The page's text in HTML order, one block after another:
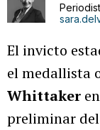
El invicto
el medallista
Whittaker
preliminar